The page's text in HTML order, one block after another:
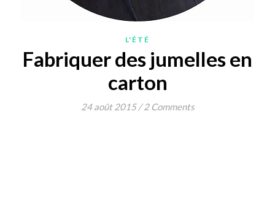
L'ÉTÉ
Fabriquer des jumelles en
carton
24 août 2015 / 2 Comments